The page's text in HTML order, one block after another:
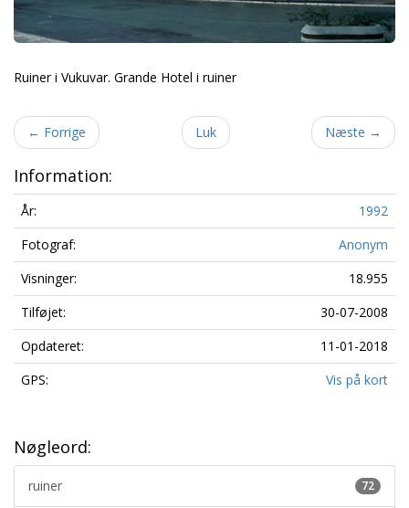
Ruiner i Vukuvar. Grande Hotel i ruiner
← Forrige Luk Næste →
Information:
År:
1992
Fotograf:
Anonym
Visninger:
18.955
Tilføjet:
30-07-2008
Opdateret:
11-01-2018
GPS:
Vis på kort
Nøgleord:
72
ruiner